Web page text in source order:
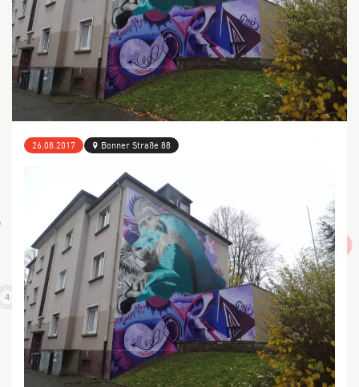
26.08.2017 Bonner Straße 88
14
4
32
10
9
5
3
6
2
4
3